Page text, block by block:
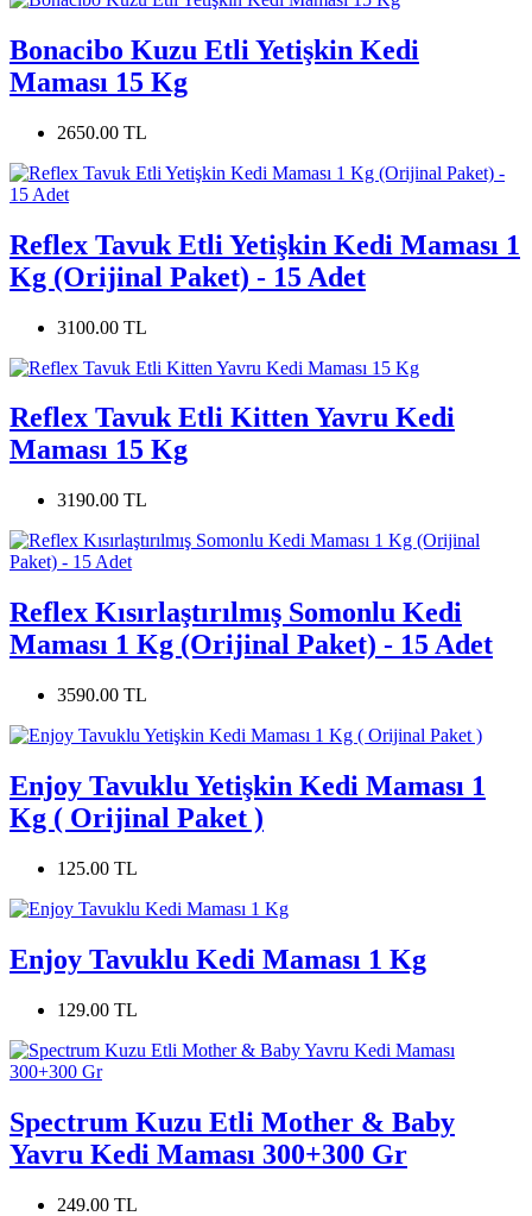
Bonacibo Kuzu Etli Yetişkin Kedi
Maması 15 Kg
2650.00 TL
Reflex Tavuk Etli Yetişkin Kedi Maması 1
Kg (Orijinal Paket) - 15 Adet
3100.00 TL
Reflex Tavuk Etli Kitten Yavru Kedi
Maması 15 Kg
3190.00 TL
Reflex Kısırlaştırılmış Somonlu Kedi
Maması 1 Kg (Orijinal Paket) - 15 Adet
3590.00 TL
Enjoy Tavuklu Yetişkin Kedi Maması 1
Kg ( Orijinal Paket )
125.00 TL
Enjoy Tavuklu Kedi Maması 1 Kg
129.00 TL
Spectrum Kuzu Etli Mother & Baby
Yavru Kedi Maması 300+300 Gr
249.00 TL